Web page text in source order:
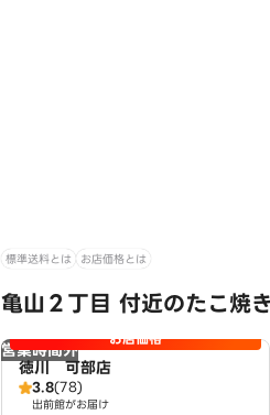
標準送料とは お店価格とは
亀山２丁目 付近のたこ焼
営業時間外 お店価格
徳川 可部店
3.8(78)
出前館がお届け